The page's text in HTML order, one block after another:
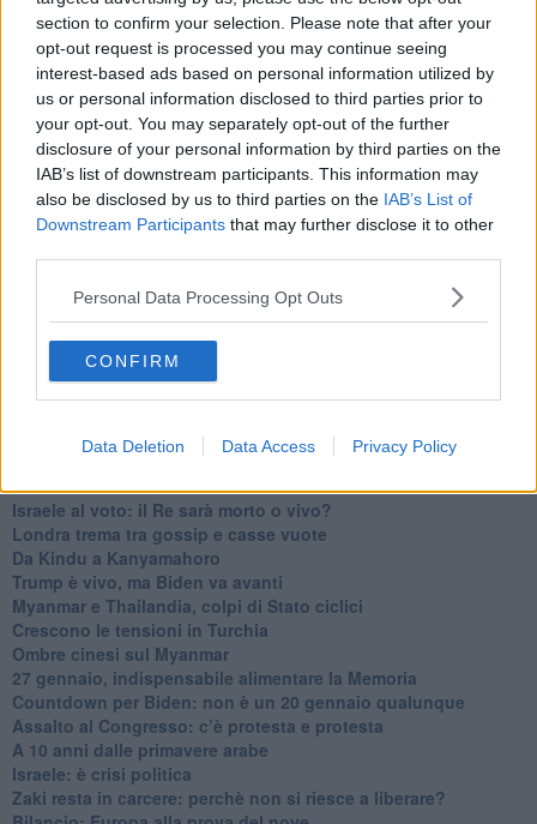
section to confirm your selection. Please note that after your
opt-out request is processed you may continue seeing
interest-based ads based on personal information utilized by
us or personal information disclosed to third parties prior to
your opt-out. You may separately opt-out of the further
disclosure of your personal information by third parties on the
IAB’s list of downstream participants. This information may
also be disclosed by us to third parties on the IAB’s List of
Downstream Participants that may further disclose it to other
Personal Data Processing Opt Outs
CONFIRM
Data Deletion Data Access Privacy Policy
Erdogan continua a sfidare l'Occidente
Libano, collasso economico e guerra civile
Johnson, da Trump a Biden alla Brexit
L'AUKUS e il Quad
Biden, primo presidente USA non in guerra
Papa Bergoglio vedrà Viktor Orbán
Bennet, un giorno in attesa di Biden
Il ritorno dei talebani
​La lenta agonia del Libano
Sudafrica, è allarme alimentare
La farsa delle elezioni in Siria
In Medioriente non ci sono favole, solo realtà
Biden chiama ma Netanyahu non risponde
Niente di nuovo in Medioriente
La forza di Boris Johnson
Mar Mediterraneo cimitero silente
Richiami neo ottomani, la Francia guarda sospetta
Israele ultima curva a destra
Israele al voto: il Re sarà morto o vivo?
Londra trema tra gossip e casse vuote
Da Kindu a Kanyamahoro
Trump è vivo, ma Biden va avanti
Myanmar e Thailandia, colpi di Stato ciclici
Crescono le tensioni in Turchia
Ombre cinesi sul Myanmar
27 gennaio, indispensabile alimentare la Memoria
Countdown per Biden: non è un 20 gennaio qualunque
Assalto al Congresso: c’è protesta e protesta
A 10 anni dalle primavere arabe
Israele: è crisi politica
Zaki resta in carcere: perchè non si riesce a liberare?